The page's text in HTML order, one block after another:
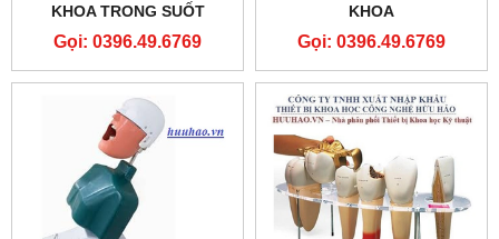
KHOA TRONG SUỐT
MODEL GD/B10011
Gọi: 0396.49.6769
KHOA
Gọi: 0396.49.6769